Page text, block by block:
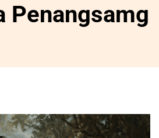
Penangsamg